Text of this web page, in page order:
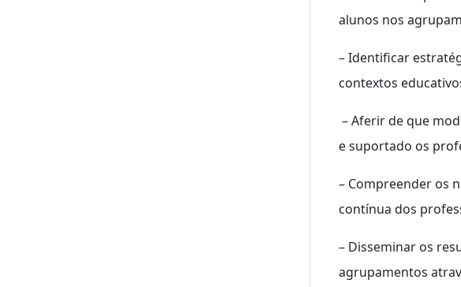
alunos nos
– Identificar
contextos
– Aferir de que
e suportado os
– Compreender os
contínua dos
– Disseminar os
agrupamentos